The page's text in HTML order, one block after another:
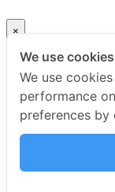
×
Your ticket for
Essentials
Title
Certificate Data
We use cookies
We use
performance
preferences by